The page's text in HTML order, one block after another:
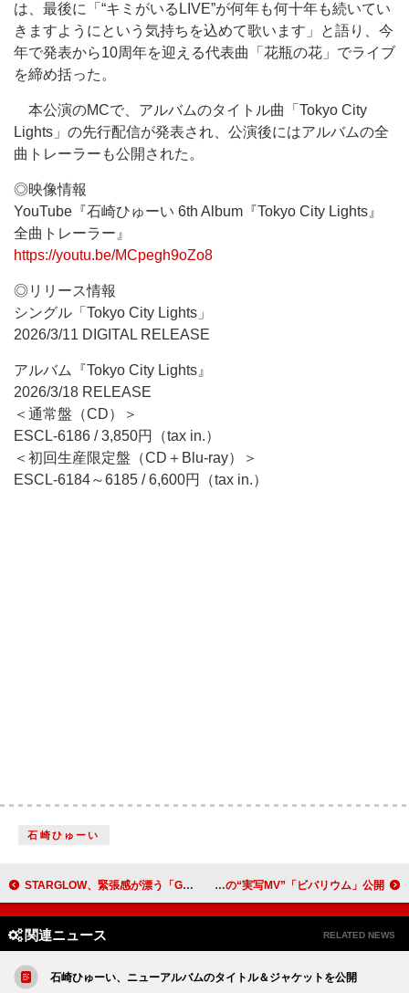
は、最後に「“キミがいるLIVE”が何年も何十年も続いてい
きますようにという気持ちを込めて歌います」と語り、今
年で発表から10周年を迎える代表曲「花瓶の花」でライブ
を締め括った。
本公演のMCで、アルバムのタイトル曲「Tokyo City
Lights」の先行配信が発表され、公演後にはアルバムの全
曲トレーラーも公開された。
◎映像情報
YouTube『石崎ひゅーい 6th Album『Tokyo City Lights』
全曲トレーラー』
https://youtu.be/MCpegh9oZo8
◎リリース情報
シングル「Tokyo City Lights」
2026/3/11 DIGITAL RELEASE
アルバム『Tokyo City Lights』
2026/3/18 RELEASE
＜通常盤（CD）＞
ESCL-6186 / 3,850円（tax in.）
＜初回生産限定盤（CD＋Blu-ray）＞
ESCL-6184～6185 / 6,600円（tax in.）
石崎ひゅーい
STARGLOW、緊張感が漂う「Green Light」MVティザー映像を公開 Adoが水に沈みヒールで走る、初の“実写MV”「ビバリウム」公開
関連ニュース RELATED NEWS
石崎ひゅーい、ニューアルバムのタイトル＆ジャケットを公開